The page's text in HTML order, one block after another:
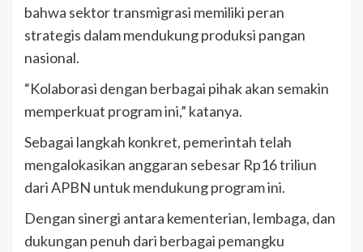
bahwa sektor transmigrasi memiliki peran
strategis dalam mendukung produksi pangan
nasional.
“Kolaborasi dengan berbagai pihak akan semakin
memperkuat program ini,” katanya.
Sebagai langkah konkret, pemerintah telah
mengalokasikan anggaran sebesar Rp16 triliun
dari APBN untuk mendukung program ini.
Dengan sinergi antara kementerian, lembaga, dan
dukungan penuh dari berbagai pemangku